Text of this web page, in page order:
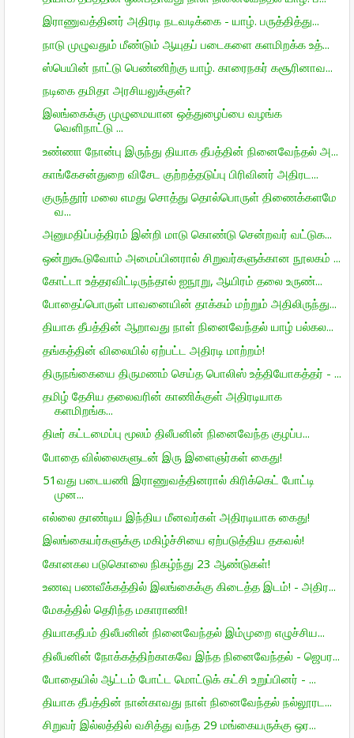
இராணுவத்தினர் அதிரடி நடவடிக்கை - யாழ். பருத்தித்து...
நாடு முழுவதும் மீண்டும் ஆயுதப் படைகளை களமிறக்க உத்...
ஸ்பெயின் நாட்டு பெண்ணிற்கு யாழ். காரைநகர் கசூரினாவ...
நடிகை தமிதா அரசியலுக்குள்?
இலங்கைக்கு முழுமையான ஒத்துழைப்பை வழங்க
வெளிநாட்டு ...
உண்ணா நோன்பு இருந்து தியாக தீபத்தின் நினைவேந்தல் அ...
காங்கேசன்துறை விசேட குற்றத்தடுப்பு பிரிவினர் அதிரட...
குருந்தூர் மலை எமது சொத்து தொல்பொருள் திணைக்களமே
வ...
அனுமதிப்பத்திரம் இன்றி மாடு கொண்டு சென்றவர் வட்டுக...
ஒன்றுகூடுவோம் அமைப்பினரால் சிறுவர்களுக்கான நூலகம் ...
கோட்டா உத்தரவிட்டிருந்தால் ஐநூறு, ஆயிரம் தலை உருண்...
போதைப்பொருள் பாவனையின் தாக்கம் மற்றும் அதிலிருந்து...
தியாக தீபத்தின் ஆறாவது நாள் நினைவேந்தல் யாழ் பல்கல...
தங்கத்தின் விலையில் ஏற்பட்ட அதிரடி மாற்றம்!
திருநங்கையை திருமணம் செய்த பொலிஸ் உத்தியோகத்தர் - ...
தமிழ் தேசிய தலைவரின் காணிக்குள் அதிரடியாக
களமிறங்க...
திடீர் கட்டமைப்பு மூலம் திலீபனின் நினைவேந்த குழப்ப...
போதை வில்லைகளுடன் இரு இளைஞர்கள் கைது!
51வது படையணி இராணுவத்தினரால் கிரிக்கெட் போட்டி
முன...
எல்லை தாண்டிய இந்திய மீனவர்கள் அதிரடியாக கைது!
இலங்கையர்களுக்கு மகிழ்ச்சியை ஏற்படுத்திய தகவல்!
கோனகல படுகொலை நிகழ்ந்து 23 ஆண்டுகள்!
உணவு பணவீக்கத்தில் இலங்கைக்கு கிடைத்த இடம்! - அதிர...
மேகத்தில் தெரிந்த மகாராணி!
தியாகதீபம் திலீபனின் நினைவேந்தல் இம்முறை எழுச்சிய...
திலீபனின் நோக்கத்திற்காகவே இந்த நினைவேந்தல் - ஜெபர...
போதையில் ஆட்டம் போட்ட மொட்டுக் கட்சி உறுப்பினர் - ...
தியாக தீபத்தின் நான்காவது நாள் நினைவேந்தல் நல்லூரட...
சிறுவர் இல்லத்தில் வசித்து வந்த 29 மங்கையருக்கு ஒர...